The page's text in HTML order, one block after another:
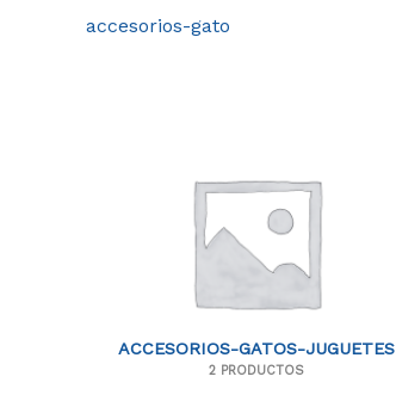
accesorios-gato
ACCESORIOS-GATOS-JUGUETES
2 PRODUCTOS